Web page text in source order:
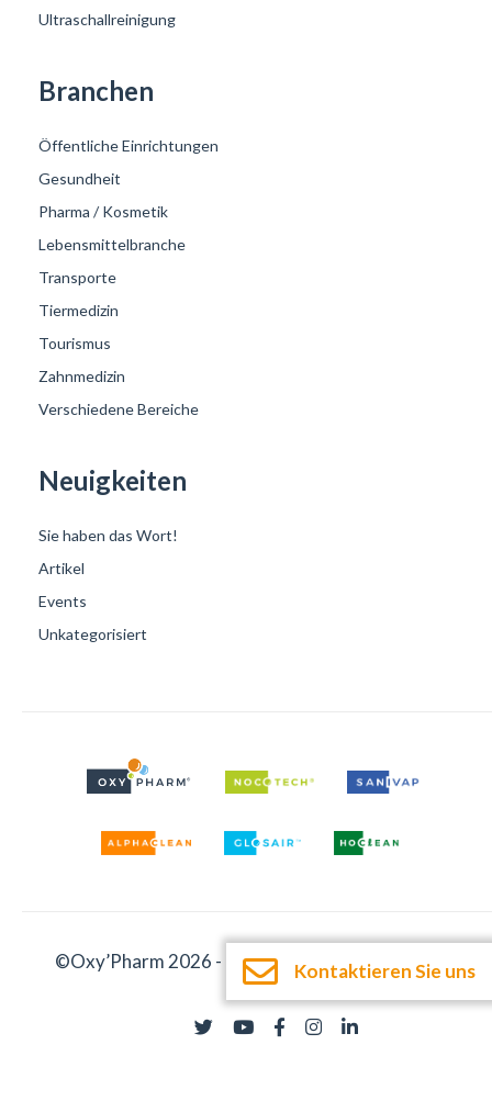
Ultraschallreinigung
Branchen
Öffentliche Einrichtungen
Gesundheit
Pharma / Kosmetik
Lebensmittelbranche
Transporte
Tiermedizin
Tourismus
Zahnmedizin
Verschiedene Bereiche
Neuigkeiten
Sie haben das Wort!
Artikel
Events
Unkategorisiert
©Oxy’Pharm 2026 - Impressum Dokumentation
Kontaktieren Sie uns